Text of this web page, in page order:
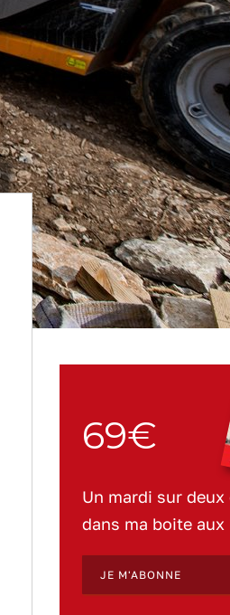
69€
Un mardi sur deux
dans ma boite
JE M'ABONNE